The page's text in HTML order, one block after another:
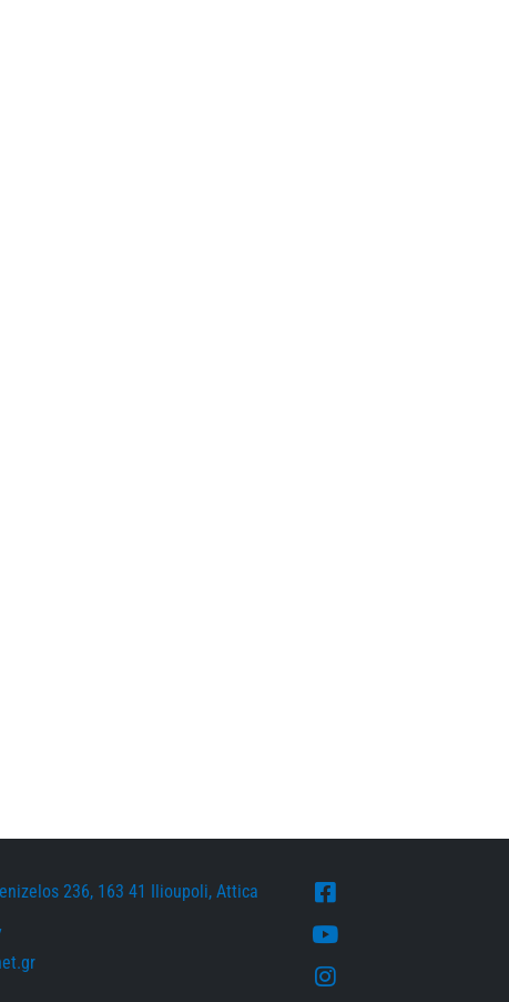
236, 163 41 Ilioupoli, Attica
Youtube
Instagram